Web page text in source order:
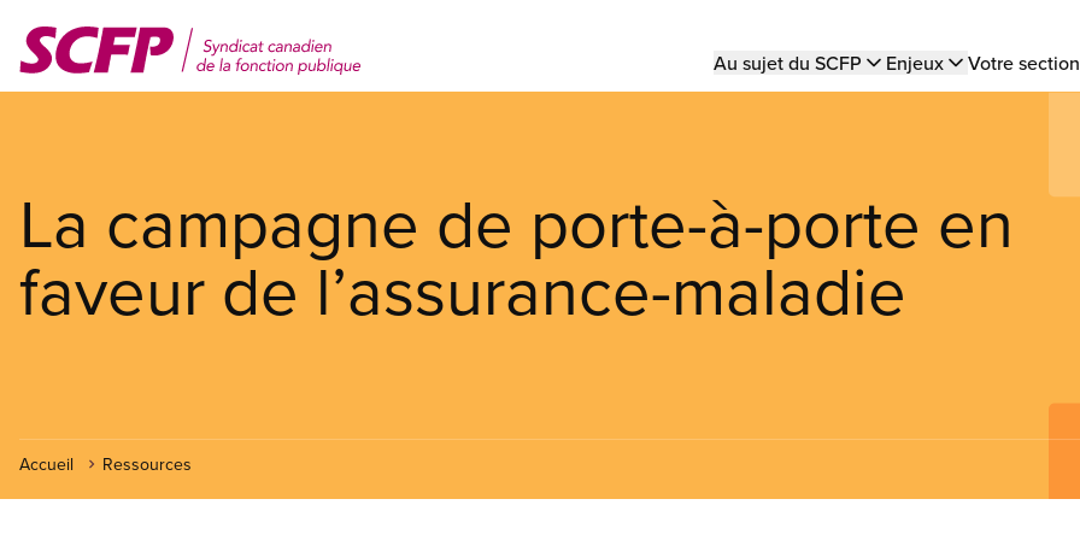
contenu
Main
Au sujet du SCFP Enjeux Votre
La campagne de porte-à-porte en
faveur de l’assurance-maladie
Accueil Ressources